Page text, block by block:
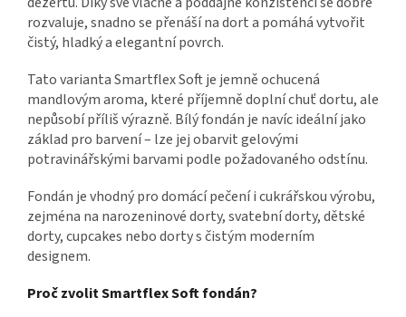
rozvaluje, snadno se přenáší na dort a pomáhá vytvořit
čistý, hladký a elegantní povrch.
Tato varianta Smartflex Soft je jemně ochucená
mandlovým aroma, které příjemně doplní chuť dortu, ale
nepůsobí příliš výrazně. Bílý fondán je navíc ideální jako
základ pro barvení – lze jej obarvit gelovými
potravinářskými barvami podle požadovaného odstínu.
Fondán je vhodný pro domácí pečení i cukrářskou výrobu,
zejména na narozeninové dorty, svatební dorty, dětské
dorty, cupcakes nebo dorty s čistým moderním
designem.
Proč zvolit Smartflex Soft fondán?